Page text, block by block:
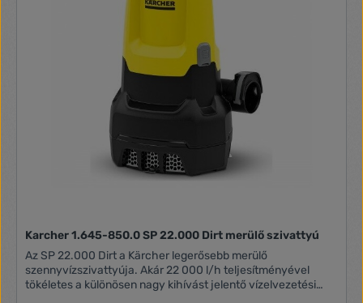
Karcher 1.645-850.0 SP 22.000 Dirt merülő szivattyú
Az SP 22.000 Dirt a Kärcher legerősebb merülő
szennyvízszivattyúja. Akár 22 000 l/h teljesítményével
tökéletes a különösen nagy kihívást jelentő vízelvezetési